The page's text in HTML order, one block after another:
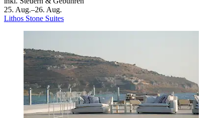
25. Aug.–26. Aug.
Lithos Stone Suites